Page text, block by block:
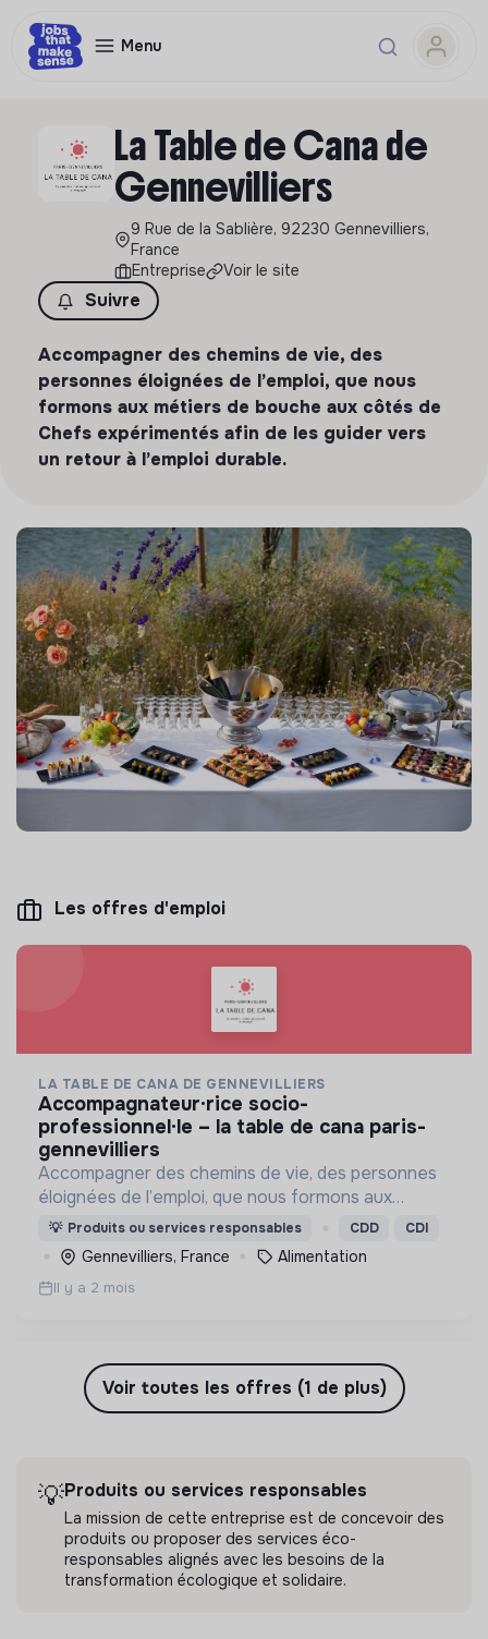
Menu
La Table de Cana de
Gennevilliers
9 Rue de la Sablière, 92230 Gennevilliers,
France
Entreprise
Voir le site
Suivre
Accompagner des chemins de vie, des
personnes éloignées de l’emploi, que nous
formons aux métiers de bouche aux côtés de
Chefs expérimentés afin de les guider vers
un retour à l’emploi durable.
Les offres d'emploi
LA TABLE DE CANA DE GENNEVILLIERS
accompagnateur·rice socio-
professionnel·le – la table de cana paris-
gennevilliers
Accompagner des chemins de vie, des personnes
éloignées de l’emploi, que nous formons aux
métiers de bouche aux côtés de Chefs
expérimentés afin de les guider vers un retour à
l’emploi durable.
💡 Produits ou services responsables CDD CDI
Gennevilliers, France Alimentation
Il y a 2 mois
Voir toutes les offres (1 de plus)
💡Produits ou services responsables
La mission de cette entreprise est de concevoir des
produits ou proposer des services éco-
responsables alignés avec les besoins de la
transformation écologique et solidaire.